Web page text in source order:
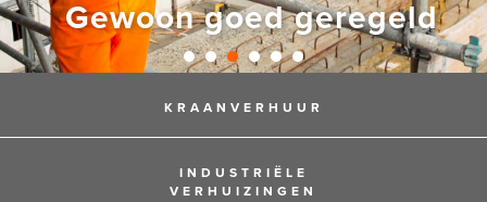
Gewoon goed geregeld
KRAANVERHUUR
INDUSTRIËLE
VERHUIZINGEN